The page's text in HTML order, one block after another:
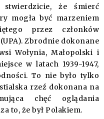
stwierdzicie, że śmierć
mogła być marzeniem
przez członków
Zbrodnie dokonane
Wołynia, Małopolski i
w latach 1939-1947,
To nie było tylko
rzeź dokonana na
chęć oglądania
to, że był Polakiem.